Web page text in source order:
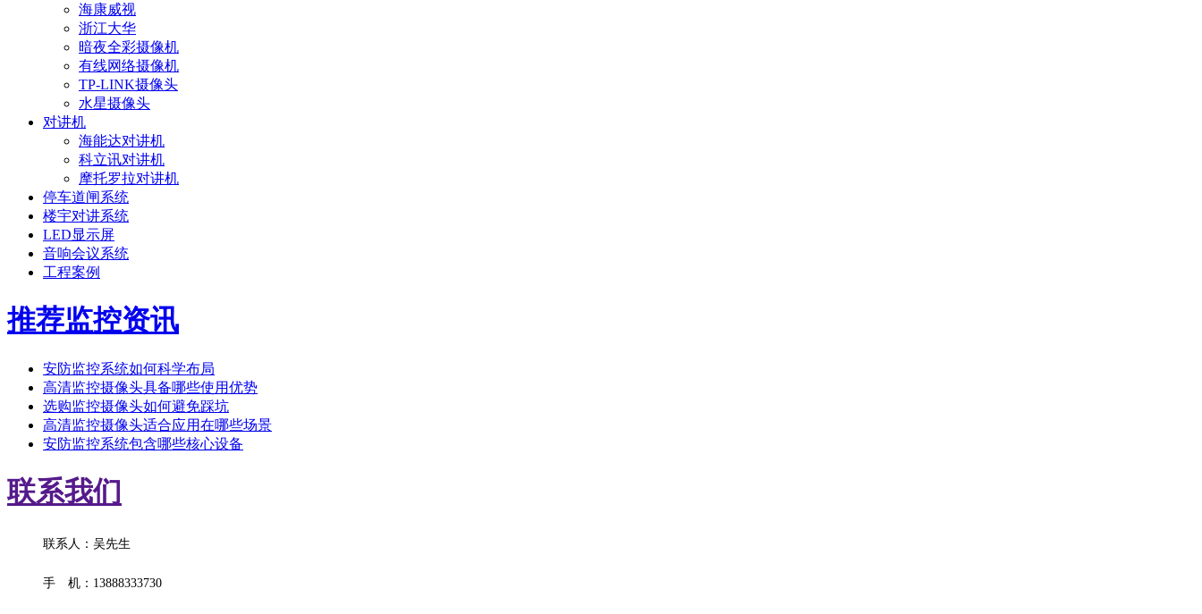
海康威视
浙江大华
暗夜全彩摄像机
有线网络摄像机
TP-LINK摄像头
水星摄像头
对讲机
海能达对讲机
科立讯对讲机
摩托罗拉对讲机
停车道闸系统
楼宇对讲系统
LED显示屏
音响会议系统
工程案例
推荐监控资讯
安防监控系统如何科学布局
高清监控摄像头具备哪些使用优势
选购监控摄像头如何避免踩坑
高清监控摄像头适合应用在哪些场景
安防监控系统包含哪些核心设备
联系我们
联系人：吴先生
手 机：13888333730